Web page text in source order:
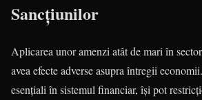
Sancțiunilor
Aplicarea unor amenzi atât de mari în
avea efecte adverse asupra întregii
esențiali în sistemul financiar, își pot